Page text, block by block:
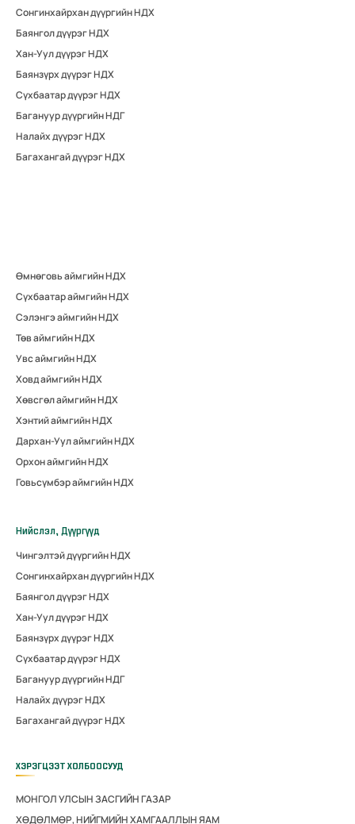
Сонгинхайрхан дүүргийн НДХ
Баянгол дүүрэг НДХ
Хан-Уул дүүрэг НДХ
Баянзүрх дүүрэг НДХ
Сүхбаатар дүүрэг НДХ
Багануур дүүргийн НДГ
Налайх дүүрэг НДХ
Багахангай дүүрэг НДХ
Өмнөговь аймгийн НДХ
Сүхбаатар аймгийн НДХ
Сэлэнгэ аймгийн НДХ
Төв аймгийн НДХ
Увс аймгийн НДХ
Ховд аймгийн НДХ
Хөвсгөл аймгийн НДХ
Хэнтий аймгийн НДХ
Дархан-Уул аймгийн НДХ
Орхон аймгийн НДХ
Говьсүмбэр аймгийн НДХ
Нийслэл, Дүүргүүд
Чингэлтэй дүүргийн НДХ
Сонгинхайрхан дүүргийн НДХ
Баянгол дүүрэг НДХ
Хан-Уул дүүрэг НДХ
Баянзүрх дүүрэг НДХ
Сүхбаатар дүүрэг НДХ
Багануур дүүргийн НДГ
Налайх дүүрэг НДХ
Багахангай дүүрэг НДХ
ХЭРЭГЦЭЭТ ХОЛБООСУУД
МОНГОЛ УЛСЫН ЗАСГИЙН ГАЗАР
ХӨДӨЛМӨР, НИЙГМИЙН ХАМГААЛЛЫН ЯАМ